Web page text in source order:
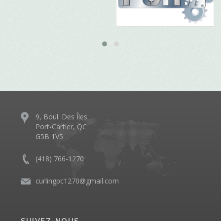
9, Boul. Des Îles
Port-Cartier, QC
G5B 1V5
(418) 766-1270
curlingpc1270@gmail.com